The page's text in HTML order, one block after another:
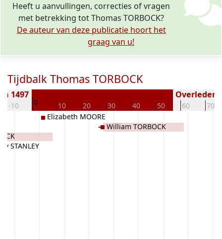
Heeft u aanvullingen, correcties of vragen
met betrekking tot Thomas TORBOCK?
De auteur van deze publicatie hoort het
graag van u!
Tijdbalk Thomas TORBOCK
-10 0 10 20 30 40 50 60 70
1497 Overleden
STANLEY
Elizabeth MOORE
William TORBOCK